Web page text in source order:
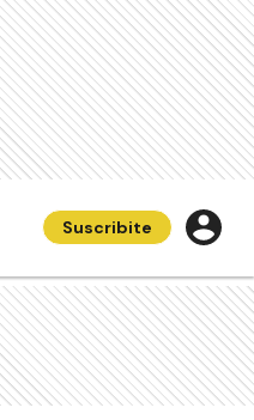
Suscribite